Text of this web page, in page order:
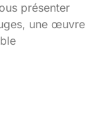
présenter
une œuvre